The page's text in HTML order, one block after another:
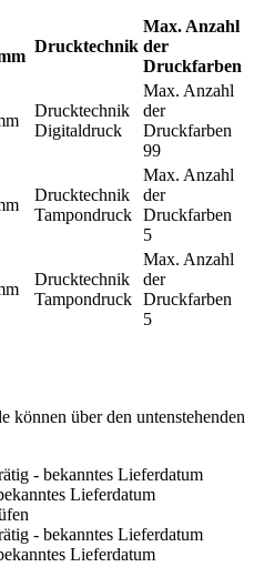
Drucktechnik
Max. Anzahl
der
Druckfarben
Drucktechnik
Digitaldruck
Max. Anzahl
der
Druckfarben
99
Drucktechnik
Tampondruck
Max. Anzahl
der
Druckfarben
5
Drucktechnik
Tampondruck
Max. Anzahl
der
Druckfarben
5
können über den untenstehenden
- bekanntes Lieferdatum
Lieferdatum
- bekanntes Lieferdatum
Lieferdatum